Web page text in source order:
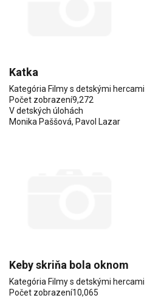
Katka
Kategória Filmy s detskými hercami
Počet zobrazení9,272
V detských úlohách
Monika Paššová, Pavol Lazar
Keby skriňa bola oknom
Kategória Filmy s detskými hercami
Počet zobrazení10,065